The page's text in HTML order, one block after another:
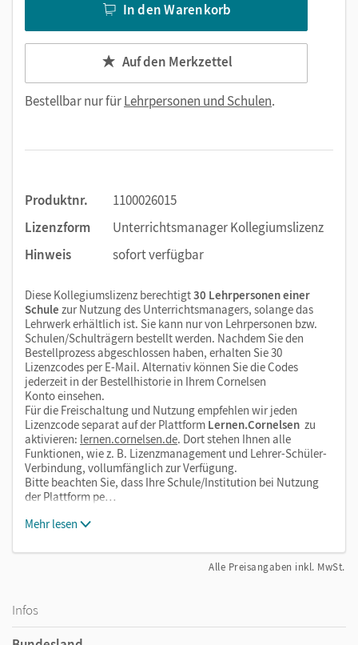
In den Warenkorb
Auf den Merkzettel
Bestellbar nur fürLehrpersonen und Schulen.
Produktnr.
1100026015
Lizenzform
Unterrichtsmanager Kollegiumslizenz
Hinweis
sofort verfügbar
Diese Kollegiumslizenz berechtigt30 Lehrpersonen einer
Schule zur Nutzung des Unterrichtsmanagers, solange das
Lehrwerk erhältlich ist. Sie kann nur von Lehrpersonen bzw.
Schulen/Schulträgern bestellt werden. Nachdem Sie den
Bestellprozess abgeschlossen haben, erhalten Sie 30
Lizenzcodes per E-Mail. Alternativ können Sie die Codes
jederzeit in der Bestellhistorie in Ihrem Cornelsen
Konto einsehen.
Für die Freischaltung und Nutzung empfehlen wir jeden
Lizenzcode separat auf der Plattform Lernen.Cornelsen zu
aktivieren: lernen.cornelsen.de. Dort stehen Ihnen alle
Funktionen, wie z. B. Lizenzmanagement und Lehrer-Schüler-
Verbindung, vollumfänglich zur Verfügung.
Bitte beachten Sie, dass Ihre Schule/Institution bei Nutzung
der Plattform pe…
Mehr lesen
Alle Preisangaben inkl. MwSt.
Infos